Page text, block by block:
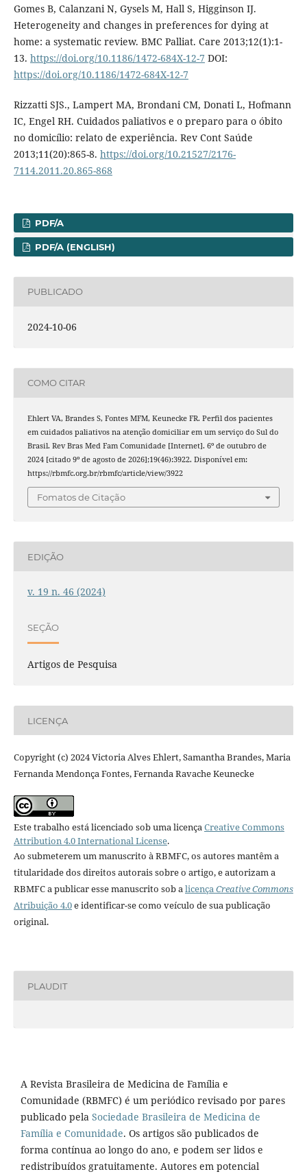
Gomes B, Calanzani N, Gysels M, Hall S, Higginson IJ.
Heterogeneity and changes in preferences for dying at
home: a systematic review. BMC Palliat. Care 2013;12(1):1-
13. https://doi.org/10.1186/1472-684X-12-7 DOI:
https://doi.org/10.1186/1472-684X-12-7
Rizzatti SJS., Lampert MA, Brondani CM, Donati L, Hofmann
IC, Engel RH. Cuidados paliativos e o preparo para o óbito
no domicílio: relato de experiência. Rev Cont Saúde
2013;11(20):865-8. https://doi.org/10.21527/2176-
7114.2011.20.865-868
PDF/A
PDF/A (ENGLISH)
PUBLICADO
2024-10-06
COMO CITAR
Ehlert VA, Brandes S, Fontes MFM, Keunecke FR. Perfil dos pacientes
em cuidados paliativos na atenção domiciliar em um serviço do Sul do
Brasil. Rev Bras Med Fam Comunidade [Internet]. 6º de outubro de
2024 [citado 9º de agosto de 2026];19(46):3922. Disponível em:
https://rbmfc.org.br/rbmfc/article/view/3922
Fomatos de Citação
EDIÇÃO
v. 19 n. 46 (2024)
SEÇÃO
Artigos de Pesquisa
LICENÇA
Copyright (c) 2024 Victoria Alves Ehlert, Samantha Brandes, Maria
Fernanda Mendonça Fontes, Fernanda Ravache Keunecke
Este trabalho está licenciado sob uma licençaCreative Commons
Attribution 4.0 International License.
Ao submeterem um manuscrito à RBMFC, os autores mantêm a
titularidade dos direitos autorais sobre o artigo, e autorizam a
RBMFC a publicar esse manuscrito sob alicençaCreative Commons
Atribuição 4.0e identificar-se como veículo de sua publicação
original.
PLAUDIT
A Revista Brasileira de Medicina de Família e
Comunidade (RBMFC) é um periódico revisado por pares
publicado pela Sociedade Brasileira de Medicina de
Família e Comunidade. Os artigos são publicados de
forma contínua ao longo do ano, e podem ser lidos e
redistribuídos gratuitamente. Autores em potencial